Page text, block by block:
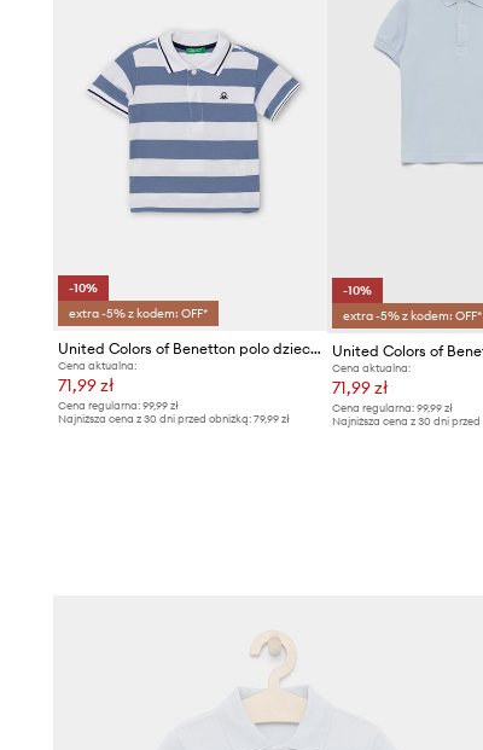
-10%
extra -5% z kodem: OFF*
United Colors of Benetton polo dziecięce bawełniane
Cena aktualna:
71,99 zł
Cena regularna: 99,99 zł
Najniższa cena z 30 dni przed obniżką: 79,99 zł
-10%
extra -5% z kodem: OFF*
Cena aktualna:
71,99 zł
Cena regularna:99,99 zł
Najniższa cena z 30 dni